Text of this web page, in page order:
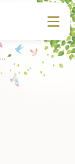
【開催レポート】座間市地域勉強会にて「認知症」についてお話しました。